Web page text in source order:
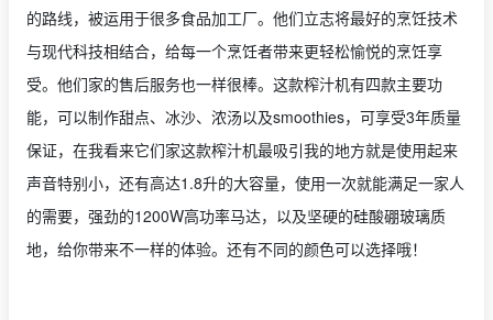
的路线，被运用于很多食品加工厂。他们立志将最好的烹饪技术
与现代科技相结合，给每一个烹饪者带来更轻松愉悦的烹饪享
受。他们家的售后服务也一样很棒。这款榨汁机有四款主要功
能，可以制作甜点、冰沙、浓汤以及smoothies，可享受3年质量
保证，在我看来它们家这款榨汁机最吸引我的地方就是使用起来
声音特别小，还有高达1.8升的大容量，使用一次就能满足一家人
的需要，强劲的1200W高功率马达，以及坚硬的硅酸硼玻璃质
地，给你带来不一样的体验。还有不同的颜色可以选择哦！